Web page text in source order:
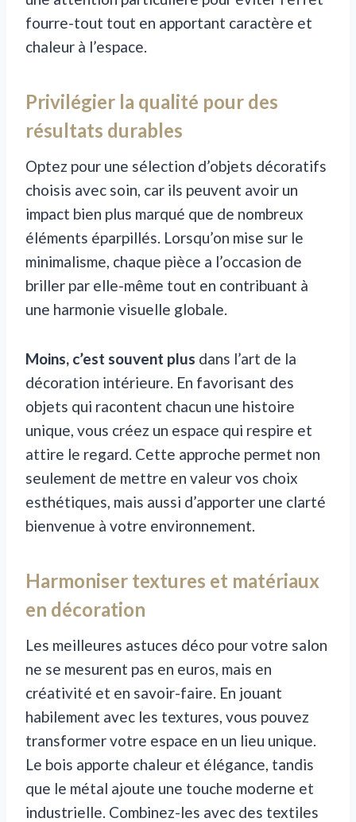
fourre-tout tout en apportant caractère et
chaleur à l’espace.
Privilégier la qualité pour des
résultats durables
Optez pour une sélection d’objets décoratifs
choisis avec soin, car ils peuvent avoir un
impact bien plus marqué que de nombreux
éléments éparpillés. Lorsqu’on mise sur le
minimalisme, chaque pièce a l’occasion de
briller par elle-même tout en contribuant à
une harmonie visuelle globale.
Moins, c’est souvent plus dans l’art de la
décoration intérieure. En favorisant des
objets qui racontent chacun une histoire
unique, vous créez un espace qui respire et
attire le regard. Cette approche permet non
seulement de mettre en valeur vos choix
esthétiques, mais aussi d’apporter une clarté
bienvenue à votre environnement.
Harmoniser textures et matériaux
en décoration
Les meilleures astuces déco pour votre salon
ne se mesurent pas en euros, mais en
créativité et en savoir-faire. En jouant
habilement avec les textures, vous pouvez
transformer votre espace en un lieu unique.
Le bois apporte chaleur et élégance, tandis
que le métal ajoute une touche moderne et
industrielle. Combinez-les avec des textiles